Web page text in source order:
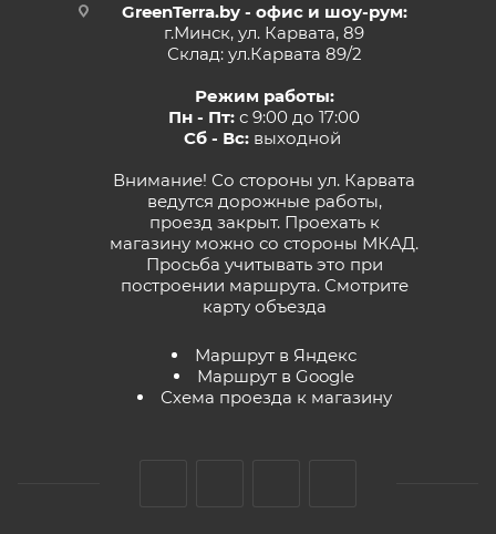
GreenTerra.by - офис и шоу-рум:
г.Минск, ул. Карвата, 89
Склад: ул.Карвата 89/2
Режим работы:
Пн - Пт: с 9:00 до 17:00
Сб - Вс:выходной
Внимание! Со стороны ул. Карвата
ведутся дорожные работы,
проезд закрыт. Проехать к
магазину можно со стороны МКАД.
Просьба учитывать это при
построении маршрута. Смотрите
карту объезда
Маршрут в Яндекс
Маршрут в Google
Схема проезда к магазину